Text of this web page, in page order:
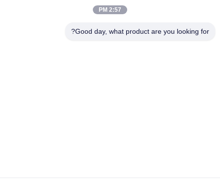
2:57 PM
Good day, what product are you looking for?